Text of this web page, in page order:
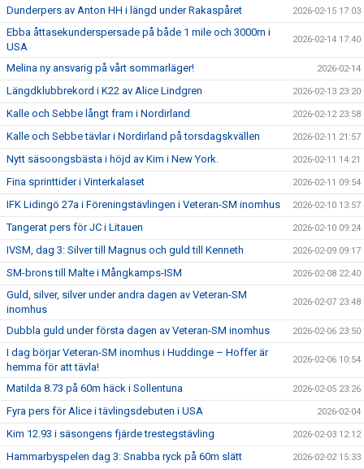
Dunderpers av Anton HH i längd under Rakaspåret 2026-02-15 17:03
Ebba åttasekunderspersade på både 1 mile och 3000m i
USA
2026-02-14 17:40
Melina ny ansvarig på vårt sommarläger! 2026-02-14
Längdklubbrekord i K22 av Alice Lindgren 2026-02-13 23:20
Kalle och Sebbe långt fram i Nordirland 2026-02-12 23:58
Kalle och Sebbe tävlar i Nordirland på torsdagskvällen 2026-02-11 21:57
Nytt säsoongsbästa i höjd av Kim i New York. 2026-02-11 14:21
Fina sprinttider i Vinterkalaset 2026-02-11 09:54
IFK Lidingö 27a i Föreningstävlingen i Veteran-SM inomhus 2026-02-10 13:57
Tangerat pers för JC i Litauen 2026-02-10 09:24
IVSM, dag 3: Silver till Magnus och guld till Kenneth 2026-02-09 09:17
SM-brons till Malte i Mångkamps-ISM 2026-02-08 22:40
Guld, silver, silver under andra dagen av Veteran-SM
inomhus
2026-02-07 23:48
Dubbla guld under första dagen av Veteran-SM inomhus 2026-02-06 23:50
I dag börjar Veteran-SM inomhus i Huddinge – Hoffer är
hemma för att tävla!
2026-02-06 10:54
Matilda 8.73 på 60m häck i Sollentuna 2026-02-05 23:26
Fyra pers för Alice i tävlingsdebuten i USA 2026-02-04
Kim 12.93 i säsongens fjärde trestegstävling 2026-02-03 12:12
Hammarbyspelen dag 3: Snabba ryck på 60m slätt 2026-02-02 15:33